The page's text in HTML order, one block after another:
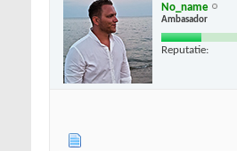
No_name
Ambasador
Reputatie: